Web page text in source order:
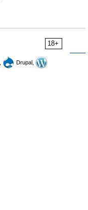
18+
Drupal,